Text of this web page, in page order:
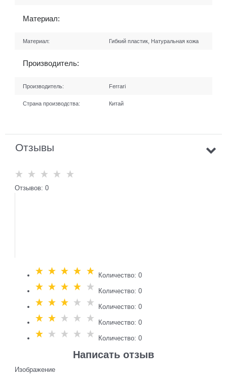
Материал:
Материал: Гибкий пластик, Натуральная кожа
Производитель:
Производитель: Ferrari
Страна производства: Китай
Отзывы
Отзывов: 0
Количество: 0
Количество: 0
Количество: 0
Количество: 0
Количество: 0
Написать отзыв
Изображение